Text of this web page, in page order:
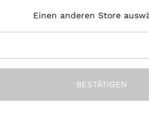
Die Firma
Einen anderen Store
BESTÄTIGEN